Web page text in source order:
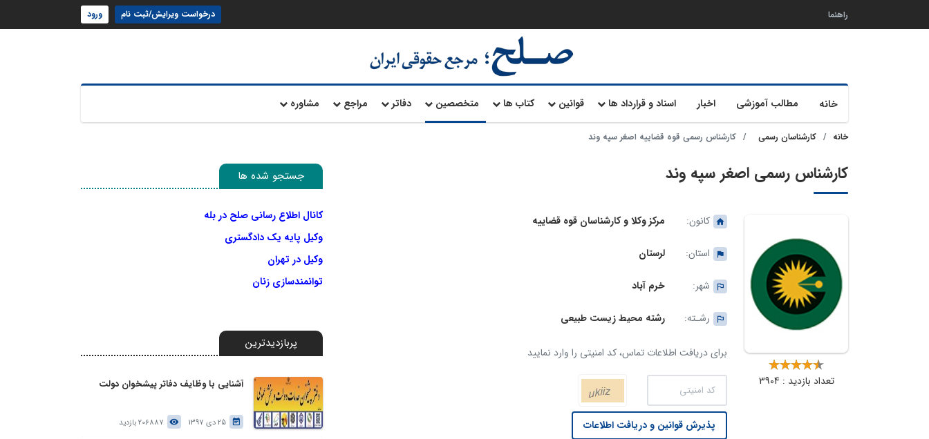
راهنما درخواست ویرایش/ثبت نام ورود
خانه مطالب آموزشی اخبار اسناد و قرارداد ها قوانین کتاب ها متخصصین دفاتر مراجع مشاوره
خانه کارشناسان رسمی کارشناس رسمی قوه قضاییه اصغر سپه وند
کارشناس رسمی اصغر سپه وند
تعداد بازدید : 3904
کانون: مرکز وکلا و کارشناسان قوه قضاییه
استان: لرستان
شهر: خرم آباد
رشـته: رشته محیط زیست طبیعی
برای دریافت اطلاعات تماس، کد امنیتی را وارد نمایید
پذیرش قوانین و دریافت اطلاعات
جستجو شده ها
کانال اطلاع رسانی صلح در بله
وکیل پایه یک دادگستری
وکیل در تهران
توانمندسازی زنان
پربازدیدترین
آشنایی با وظایف دفاتر پیشخوان دولت
25 دی 1397 206887 بازدید